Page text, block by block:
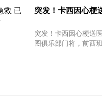
突发！卡西因心梗
突发！卡西因心梗送医院急救 已
图俱乐部门将，前西